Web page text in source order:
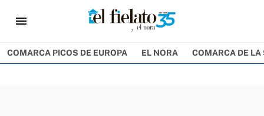
menu
COMARCA PICOS DE EUROPA EL NORA COMARCA DE LA